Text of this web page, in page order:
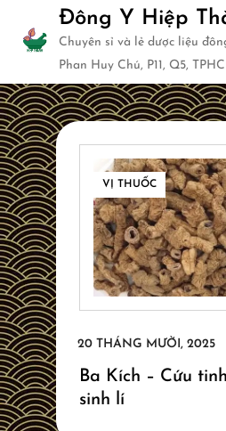
content
Đông Y Hiệp
Chuyên sỉ và lẻ dược liệu
Phan Huy Chú, P11, Q5,
VỊ THUỐC
Ba Kích – Cứu
sinh lí